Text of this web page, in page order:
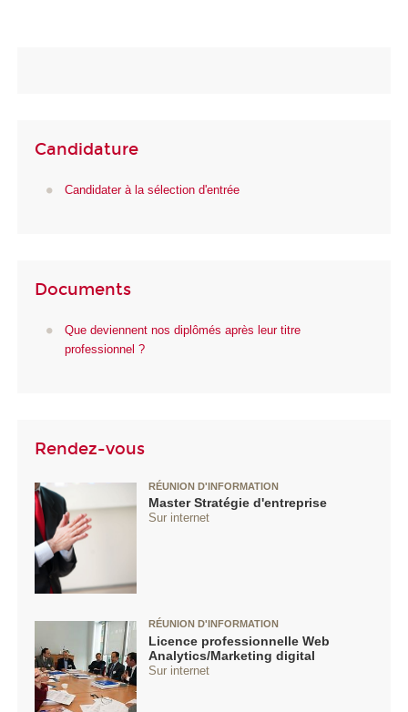
Candidature
Candidater à la sélection d'entrée
Documents
Que deviennent nos diplômés après leur titre
professionnel ?
Rendez-vous
RÉUNION D'INFORMATION
Master Stratégie d'entreprise
Sur internet
RÉUNION D'INFORMATION
Licence professionnelle Web
Analytics/Marketing digital
Sur internet